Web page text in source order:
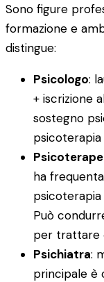
Sono figure
formazione e
distingue:
Psicologo:
+ iscrizione
sostegno
ha
Può
per trattare
Psichiatra:
principale è